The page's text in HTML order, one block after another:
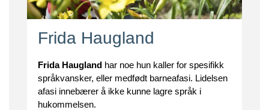
Frida Haugland
Frida Hauglandhar noe hun kaller for spesifikk
språkvansker, eller medfødt barneafasi. Lidelsen
afasi innebærer å ikke kunne lagre språk i
hukommelsen.